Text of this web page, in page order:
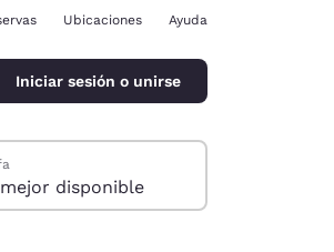
Ubicaciones Ayuda
Iniciar sesión o unirse
disponible